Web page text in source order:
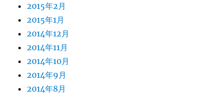
2015年2月
2015年1月
2014年12月
2014年11月
2014年10月
2014年9月
2014年8月